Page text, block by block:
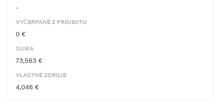
-
VYČERPANÉ Z PROJEKTU
0 €
SUMA
73,563 €
VLASTNÉ ZDROJE
4,046 €